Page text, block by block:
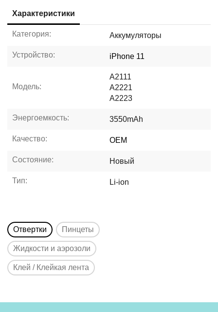
Характеристики
Категория: Аккумуляторы
Устройство: iPhone 11
Модель:
A2111
A2221
A2223
Энергоемкость: 3550mAh
Качество: OEM
Состояние: Новый
Тип: Li-ion
Отвертки Пинцеты
Жидкости и аэрозоли
Клей / Клейкая лента